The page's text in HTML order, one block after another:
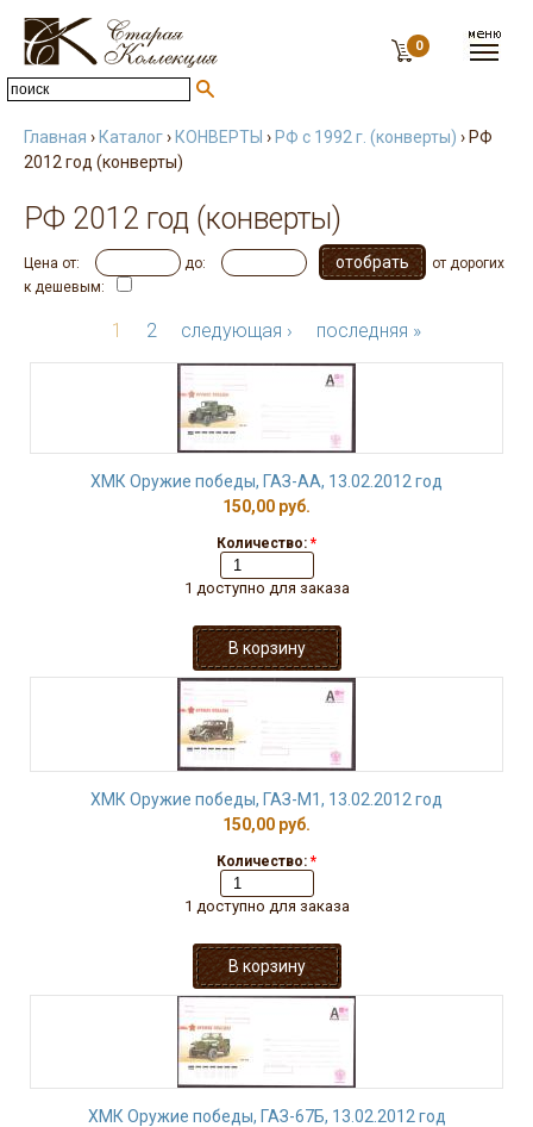
0
Главная › Каталог› КОНВЕРТЫ › РФ с 1992 г. (конверты) › РФ
2012 год (конверты)
РФ 2012 год (конверты)
Цена от: до:
от дорогих
к дешевым:
1 2 следующая › последняя »
ХМК Оружие победы, ГАЗ-АА, 13.02.2012 год
150,00 руб.
Количество: *
1 доступно для заказа
ХМК Оружие победы, ГАЗ-М1, 13.02.2012 год
150,00 руб.
Количество: *
1 доступно для заказа
ХМК Оружие победы, ГАЗ-67Б, 13.02.2012 год